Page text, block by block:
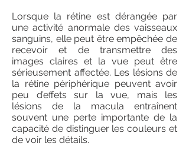
Lorsque la rétine est dérangée par
une activité anormale des vaisseaux
sanguins, elle peut être empêchée de
recevoir et de transmettre des
images claires et la vue peut être
sérieusement affectée. Les lésions de
la rétine périphérique peuvent avoir
peu d’effets sur la vue, mais les
lésions de la macula entraînent
souvent une perte importante de la
capacité de distinguer les couleurs et
de voir les détails.